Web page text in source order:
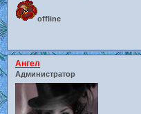
offline
Ангел
Администратор